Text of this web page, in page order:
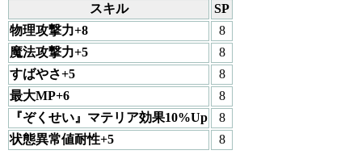
スキル
SP
物理攻撃力+8
8
魔法攻撃力+5
8
すばやさ+5
8
最大MP+6
8
『ぞくせい』マテリア効果10%Up
8
状態異常値耐性+5
8